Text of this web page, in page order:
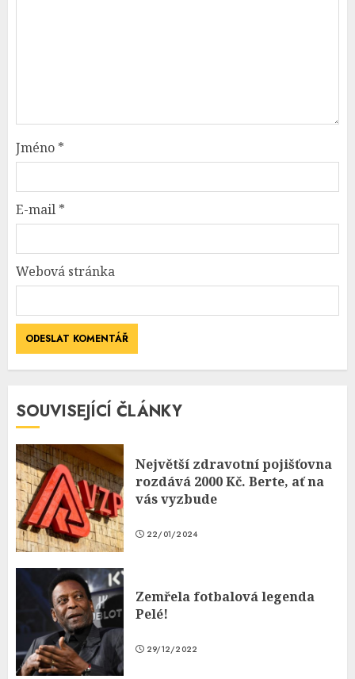
Jméno *
E-mail *
Webová stránka
SOUVISEJÍCÍ ČLÁNKY
Největší zdravotní pojišťovna
rozdává 2000 Kč. Berte, ať na
vás vyzbude
22/01/2024
Zemřela fotbalová legenda
Pelé!
29/12/2022